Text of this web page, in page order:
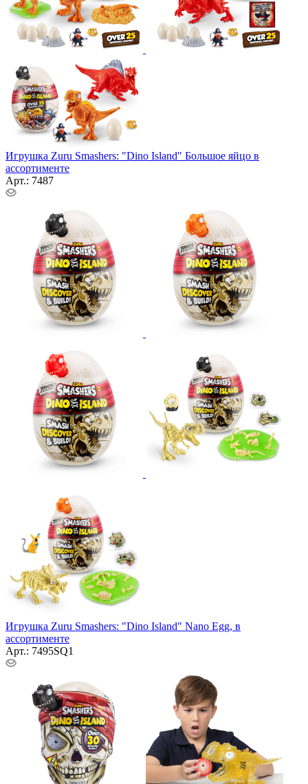
Игрушка Zuru Smashers: "Dino Island" Большое яйцо в
ассортименте
Арт.: 7487
Игрушка Zuru Smashers: "Dino Island" Nano Egg, в
ассортименте
Арт.: 7495SQ1